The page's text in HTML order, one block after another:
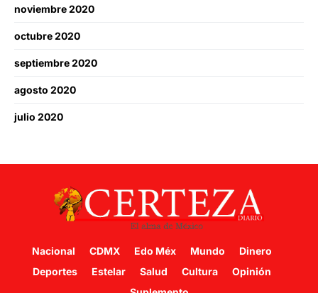
noviembre 2020
octubre 2020
septiembre 2020
agosto 2020
julio 2020
Nacional CDMX Edo Méx Mundo
Dinero
Deportes
Estelar Salud Cultura
Opinión